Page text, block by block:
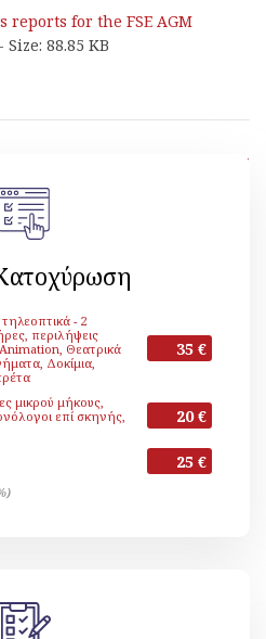
reports for the FSE AGM
88.85 KB
[ Back ]
- 2
περιλήψεις
Θεατρικά
Δοκίμια,
35 €
μικρού μήκους,
επί σκηνής,
20 €
25 €